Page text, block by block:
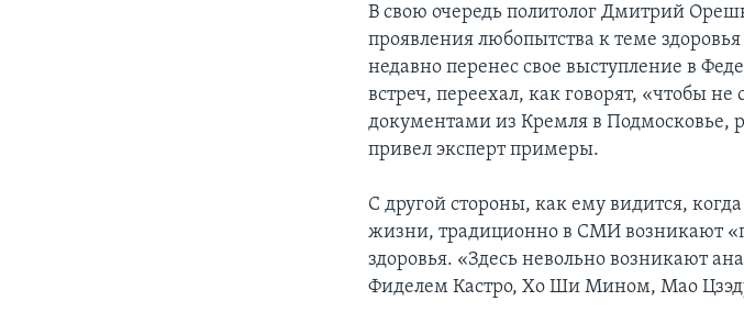
В свою очередь политолог Дмитрий
проявления любопытства к теме
недавно перенес свое выступление в
встреч, переехал, как говорят, «чтобы не
документами из Кремля в Подмосковье,
привел эксперт примеры.
С другой стороны, как ему видится,
жизни, традиционно в СМИ возникают
здоровья. «Здесь невольно возникают
Фиделем Кастро, Хо Ши Мином, Мао